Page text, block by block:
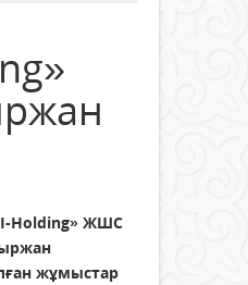
Holding» ЖШС
жұмыстар